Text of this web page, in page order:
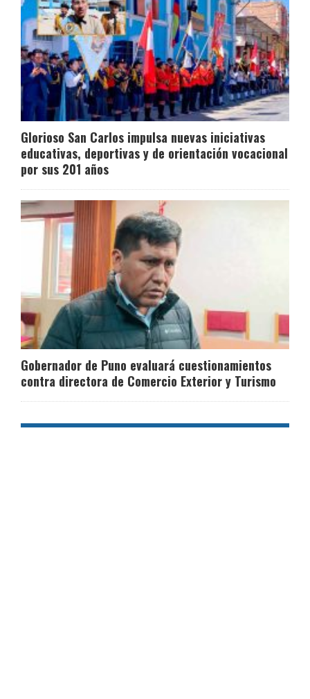
Glorioso San Carlos impulsa nuevas iniciativas
educativas, deportivas y de orientación vocacional
por sus 201 años
Gobernador de Puno evaluará cuestionamientos
contra directora de Comercio Exterior y Turismo